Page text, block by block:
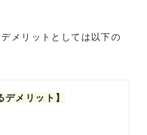
メリットとしては以下の
デメリット】